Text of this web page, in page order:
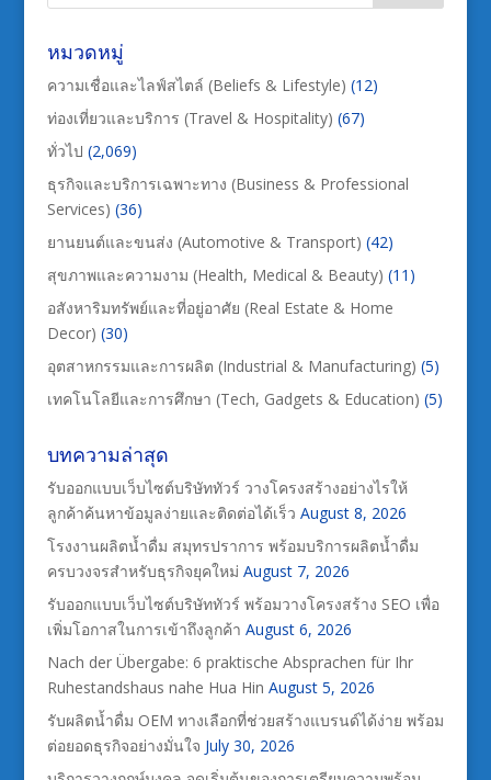
หมวดหมู่
ความเชื่อและไลฟ์สไตล์ (Beliefs & Lifestyle) (12)
ท่องเที่ยวและบริการ (Travel & Hospitality) (67)
ทั่วไป (2,069)
ธุรกิจและบริการเฉพาะทาง (Business & Professional
Services) (36)
ยานยนต์และขนส่ง (Automotive & Transport) (42)
สุขภาพและความงาม (Health, Medical & Beauty) (11)
อสังหาริมทรัพย์และที่อยู่อาศัย (Real Estate & Home
Decor) (30)
อุตสาหกรรมและการผลิต (Industrial & Manufacturing) (5)
เทคโนโลยีและการศึกษา (Tech, Gadgets & Education) (5)
บทความล่าสุด
รับออกแบบเว็บไซต์บริษัททัวร์ วางโครงสร้างอย่างไรให้
ลูกค้าค้นหาข้อมูลง่ายและติดต่อได้เร็ว August 8, 2026
โรงงานผลิตน้ำดื่ม สมุทรปราการ พร้อมบริการผลิตน้ำดื่ม
ครบวงจรสำหรับธุรกิจยุคใหม่ August 7, 2026
รับออกแบบเว็บไซต์บริษัททัวร์ พร้อมวางโครงสร้าง SEO เพื่อ
เพิ่มโอกาสในการเข้าถึงลูกค้า August 6, 2026
Nach der Übergabe: 6 praktische Absprachen für Ihr
Ruhestandshaus nahe Hua Hin August 5, 2026
รับผลิตน้ำดื่ม OEM ทางเลือกที่ช่วยสร้างแบรนด์ได้ง่าย พร้อม
ต่อยอดธุรกิจอย่างมั่นใจ July 30, 2026